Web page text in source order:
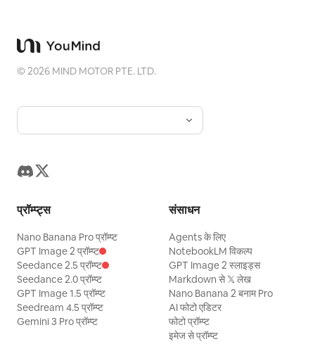
©2026 MIND MOTOR PTE. LTD.
प्रॉम्प्ट्स
Nano Banana Pro प्रॉम्प्ट
GPT Image 2 प्रॉम्प्ट
Seedance 2.5 प्रॉम्प्ट
Seedance 2.0 प्रॉम्प्ट
GPT Image 1.5 प्रॉम्प्ट
Seedream 4.5 प्रॉम्प्ट
Gemini 3 Pro प्रॉम्प्ट
संसाधन
Agents के लिए
NotebookLM विकल्प
GPT Image 2 स्लाइड्स
Markdown से 𝕏 लेख
Nano Banana 2 बनाम Pro
AI फोटो एडिटर
फोटो प्रॉम्प्ट
इमेज से प्रॉम्प्ट